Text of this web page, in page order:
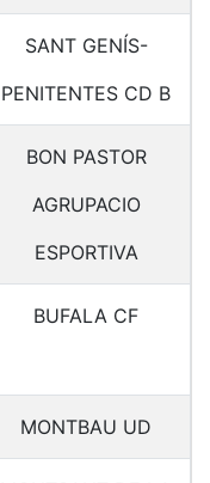
SANT GENÍS-
PENITENTES CD B
BON PASTOR
AGRUPACIO
ESPORTIVA
BUFALA CF
MONTBAU UD